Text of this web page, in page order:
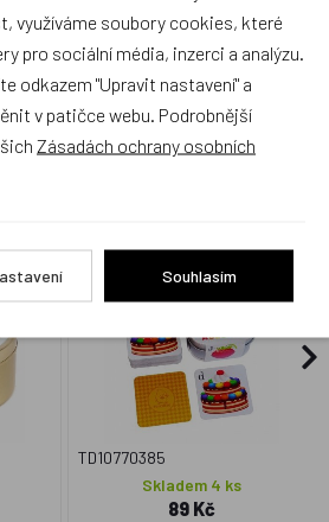
motivem
Český výrobek
TD10770385
Skladem 4 ks
89 Kč
využíváme soubory cookies, které
pro sociální média, inzerci a analýzu.
odkazem "Upravit nastavení" a
v patičce webu. Podrobnější
Zásadách ochrany osobních
Souhlasím